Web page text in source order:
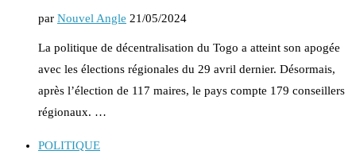
par Nouvel Angle 21/05/2024
La politique de décentralisation du Togo a atteint son apogée
avec les élections régionales du 29 avril dernier. Désormais,
après l’élection de 117 maires, le pays compte 179 conseillers
régionaux. …
POLITIQUE